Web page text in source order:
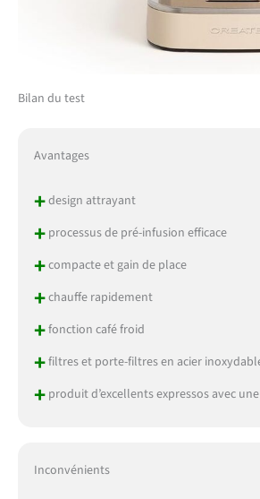
Bilan du test
Avantages
+design attrayant
+processus de pré-infusion efficace
+compacte et gain de place
+chauffe rapidement
+fonction café froid
+filtres et porte-filtres en acier
+produit d’excellents expressos avec
Inconvénients